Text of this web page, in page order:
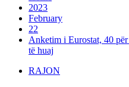
2023
February
22
Anketim i Eurostat, 40
të huaj
RAJON